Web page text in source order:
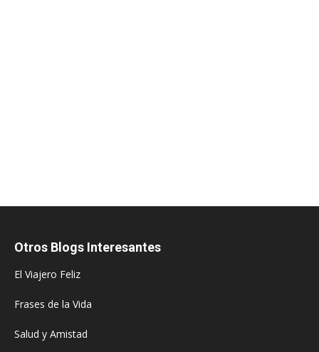
Otros Blogs Interesantes
El Viajero Feliz
Frases de la Vida
Salud y Amistad